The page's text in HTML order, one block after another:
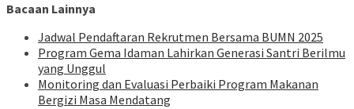
Bacaan Lainnya
Jadwal Pendaftaran Rekrutmen Bersama BUMN 2025
Program Gema Idaman Lahirkan Generasi Santri Berilmu
yang Unggul
Monitoring dan Evaluasi Perbaiki Program Makanan
Bergizi Masa Mendatang